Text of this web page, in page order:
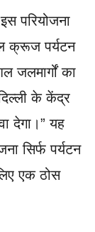
परियोजना
क्रूज पर्यटन
का
के केंद्र
देगा।” यह
सिर्फ पर्यटन
एक ठोस